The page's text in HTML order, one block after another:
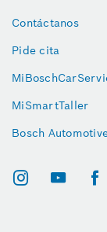
Contáctanos
Pide cita
MiSmartTaller
Bosch